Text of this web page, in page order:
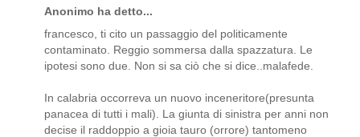
Anonimo ha detto...
francesco, ti cito un passaggio del politicamente
contaminato. Reggio sommersa dalla spazzatura. Le
ipotesi sono due. Non si sa ciò che si dice..malafede.
In calabria occorreva un nuovo inceneritore(presunta
panacea di tutti i mali). La giunta di sinistra per anni non
decise il raddoppio a gioia tauro (orrore) tantomeno